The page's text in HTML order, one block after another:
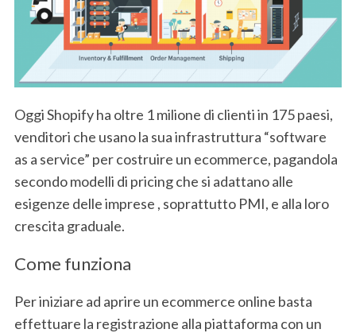
Oggi Shopify ha oltre 1 milione di clienti in 175 paesi,
venditori che usano la sua infrastruttura “software
as a service” per costruire un ecommerce, pagandola
secondo modelli di pricing che si adattano alle
esigenze delle imprese , soprattutto PMI, e alla loro
crescita graduale.
Come funziona
Per iniziare ad aprire un ecommerce online basta
effettuare la registrazione alla piattaforma con un